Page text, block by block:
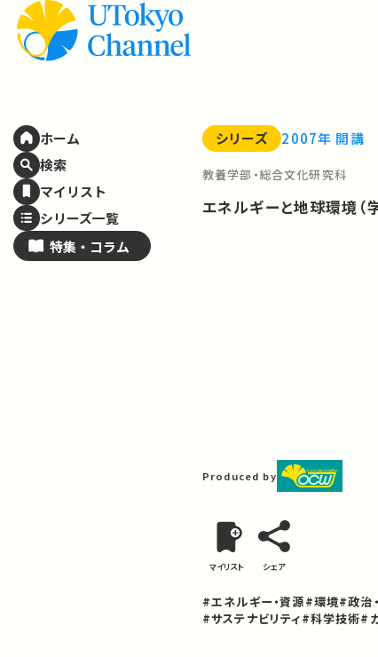
ホーム
検索
マイリスト
シリーズ一覧
特集・ コラム
シリーズ 2007年 開講
教養学部・総合文化研究科
エネルギーと地球環境（
Produced by
マイリスト シェア
#エネルギー・資源#環境#政治
#サステナビリティ#科学技術#